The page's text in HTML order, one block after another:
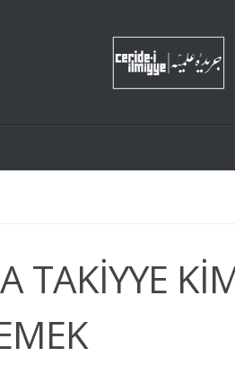
TAKİYYE